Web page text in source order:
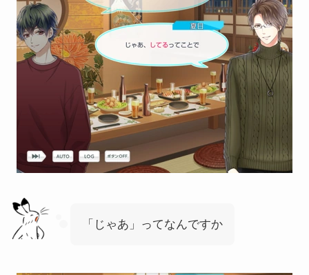
「じゃあ」ってなんですか